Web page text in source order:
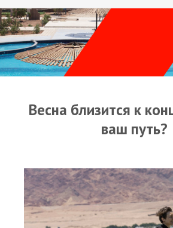
Как к нам добраться?
Оборудование
Виртуальный тур Ганет
ВиндСерфКидс
Новости
Весна близится к
ваш путь?